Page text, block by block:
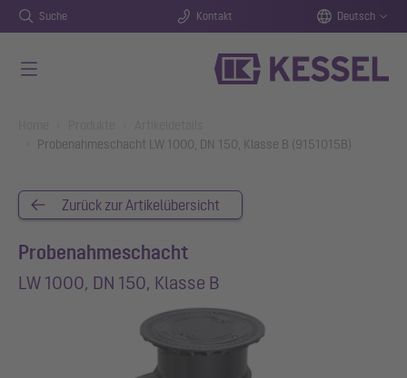
Suche Kontakt Deutsch
Probenahmeschacht LW 1000, DN 150, Klasse B (9151015B)
Zurück zur Artikelübersicht
Probenahmeschacht
LW 1000, DN 150, Klasse B